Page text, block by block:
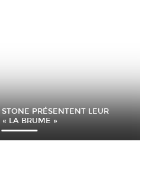
PRÉSENTENT LEUR
« LA BRUME »